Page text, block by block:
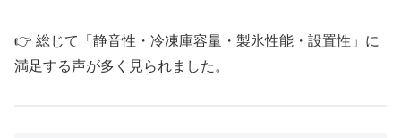
👉 総じて「静音性・冷凍庫容量・製氷性能・設置性」に
満足する声が多く見られました。